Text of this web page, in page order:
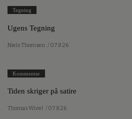
Tegning
Ugens Tegning
Niels Thomsen / 07.8.26
Kommentar
Tiden skriger på satire
Thomas Wivel / 07.8.26